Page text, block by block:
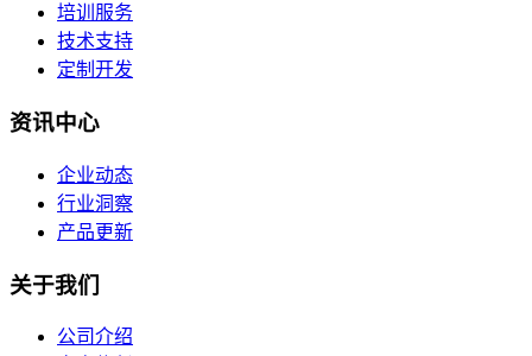
培训服务
技术支持
定制开发
资讯中心
企业动态
行业洞察
产品更新
关于我们
公司介绍